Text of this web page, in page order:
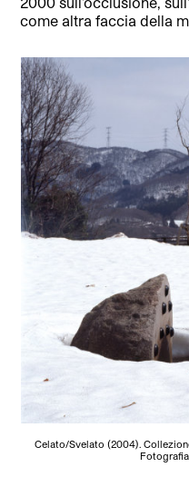
come altra faccia della
Celato/Svelato (2004).